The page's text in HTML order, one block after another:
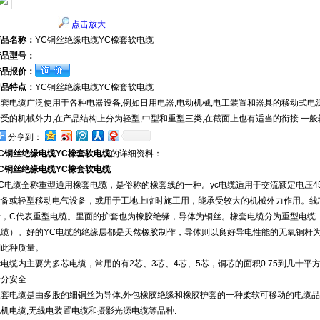
点击放大
名称： YC铜丝绝缘电缆YC橡套软电缆
型号：
报价：
特点： YC铜丝绝缘电缆YC橡套软电缆
电缆广泛使用于各种电器设备,例如日用电器,电动机械,电工装置和器具的移动式
的机械外力,在产品结构上分为轻型,中型和重型三类,在截面上也有适当的衔接.一
分享到：
铜丝绝缘电缆YC橡套软电缆的详细资料：
铜丝绝缘电缆YC橡套软电缆
电缆全称重型通用橡套电缆，是俗称的橡套线的一种。yc电缆适用于交流额定电压
或轻型移动电气设备，或用于工地上临时施工用，能承受较大的机械外力作用。
C代表重型电缆。里面的护套也为橡胶绝缘，导体为铜丝。橡套电缆分为重型电
）。好的YC电缆的绝缘层都是天然橡胶制作，导体则以良好导电性能的无氧铜杆
种质量。
缆内主要为多芯电缆，常用的有2芯、3芯、4芯、5芯，铜芯的面积0.75到几十平
安全
电缆是由多股的细铜丝为导体,外包橡胶绝缘和橡胶护套的一种柔软可移动的电缆
电缆,无线电装置电缆和摄影光源电缆等品种.